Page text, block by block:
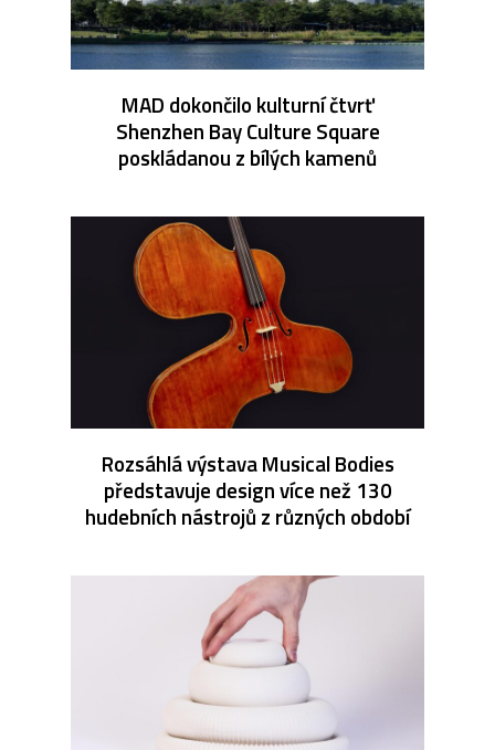
MAD dokončilo kulturní čtvrť
Shenzhen Bay Culture Square
poskládanou z bílých kamenů
Rozsáhlá výstava Musical Bodies
představuje design více než 130
hudebních nástrojů z různých období